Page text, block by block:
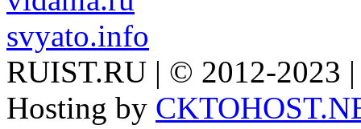
svyato.info
RUIST.RU | © 2012-2023
Hosting by